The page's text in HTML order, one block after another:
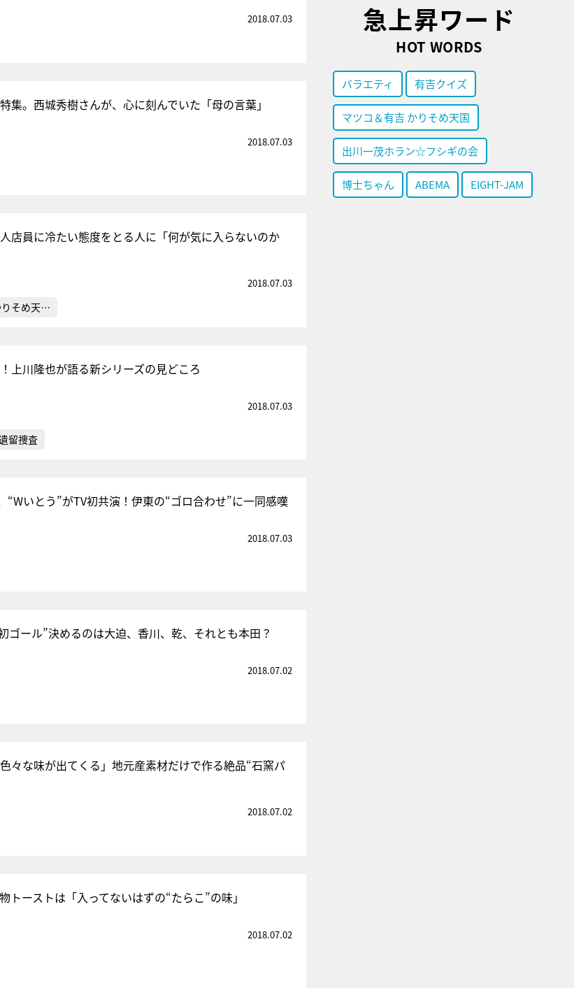
2018.07.03
集。西城秀樹さんが、心に刻んでいた「母の言葉」
2018.07.03
店員に冷たい態度をとる人に「何が気に入らないのか
2018.07.03
りそめ天…
上川隆也が語る新シリーズの見どころ
2018.07.03
留捜査
“Wいとう”がTV初共演！伊東の“ゴロ合わせ”に一同感嘆
2018.07.03
ール”決めるのは大迫、香川、乾、それとも本田？
2018.07.02
々な味が出てくる」地元産素材だけで作る絶品“石窯パ
2018.07.02
トーストは「入ってないはずの“たらこ”の味」
2018.07.02
急上昇ワード
HOT WORDS
バラエティ 有吉クイズ
マツコ＆有吉 かりそめ天国
出川一茂ホラン☆フシギの会
博士ちゃん ABEMA EIGHT-JAM